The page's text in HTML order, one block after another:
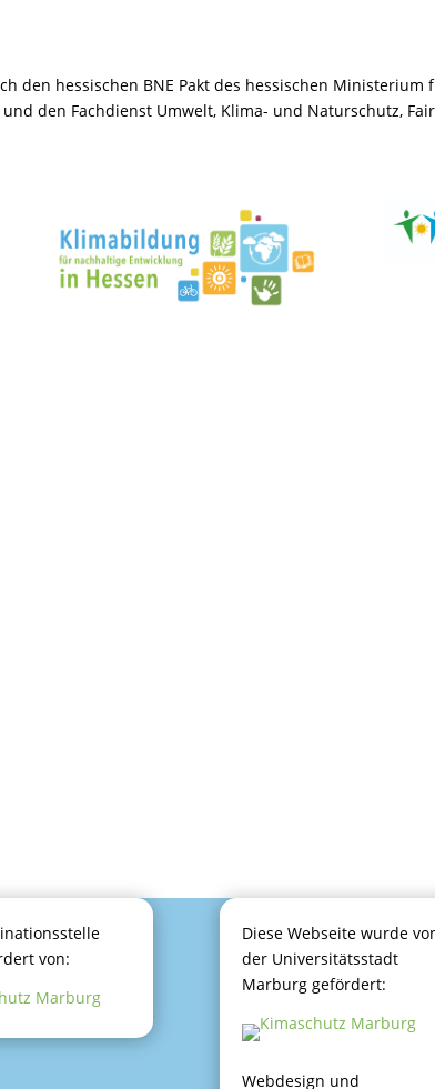
den hessischen BNE Pakt des hessischen Ministerium
den Fachdienst Umwelt, Klima- und Naturschutz,
von:
Diese Webseite wurde
der Universitätsstadt
Marburg gefördert:
Webdesign und